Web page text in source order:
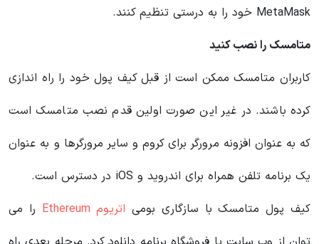
MetaMask خود را به درستی تنظیم کنند.
متامسک را نصب کنید
کاربران متامسک ممکن است از قبل کیف پول خود را راه اندازی
کرده باشند. در غیر این صورت اولین قدم نصب متامسک است
که به عنوان افزونه مرورگر برای کروم و سایر مرورگرها و به عنوان
یک برنامه تلفن همراه برای اندروید و iOS در دسترس است.
کیف پول متامسک با سازگاری بومی اتریوم Ethereum
را می